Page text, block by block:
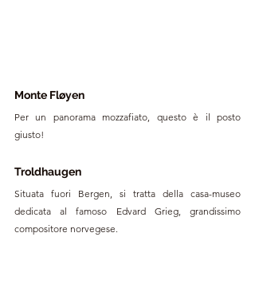
Monte Fløyen
Per un panorama mozzafiato, questo è il posto
giusto!
Troldhaugen
Situata fuori Bergen, si tratta della casa-museo
dedicata al famoso Edvard Grieg, grandissimo
compositore norvegese.